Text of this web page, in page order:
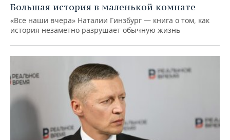
Большая история в маленькой комнате
«Все наши вчера» Наталии Гинзбург — книга о том, как
история незаметно разрушает обычную жизнь